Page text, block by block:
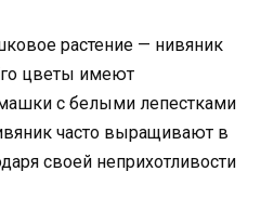
растение — нивяник
цветы имеют
с белыми лепестками
часто выращивают в
своей неприхотливости